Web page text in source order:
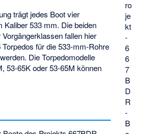
ro
je
kt
-
6
6
7
B
D
R
-
B
trägt jedes Boot vier
Kaliber 533 mm. Die beiden
fallen hier
für die 533-mm-Rohre
Die Torpedomodelle
53-65K oder 53-65M können